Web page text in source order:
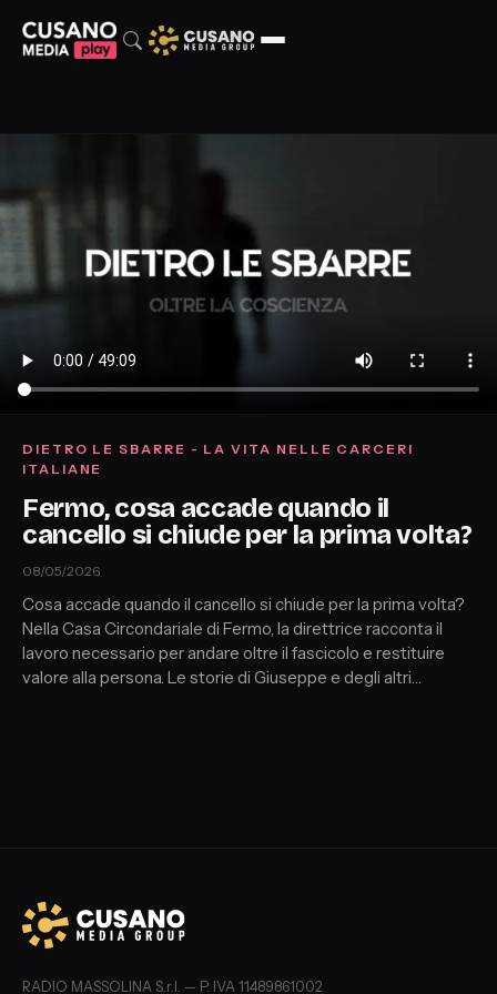
DIETRO LE SBARRE - LA VITA NELLE CARCERI
ITALIANE
Fermo, cosa accade quando il
cancello si chiude per la prima volta?
08/05/2026
Cosa accade quando il cancello si chiude per la prima volta?
Nella Casa Circondariale di Fermo, la direttrice racconta il
lavoro necessario per andare oltre il fascicolo e restituire
valore alla persona. Le storie di Giuseppe e degli altri
RADIO MASSOLINA S.r.l. — P. IVA 11489861002